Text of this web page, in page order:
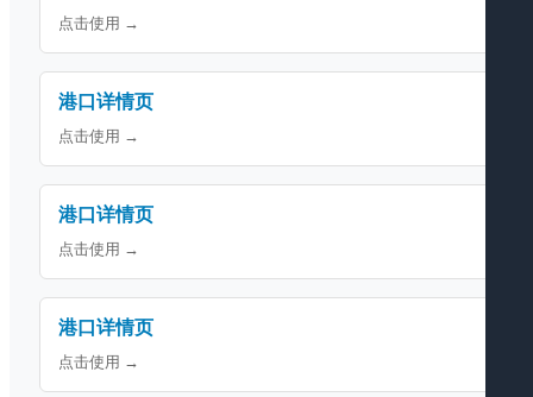
点击使用 →
港口详情页
点击使用 →
港口详情页
点击使用 →
港口详情页
点击使用 →